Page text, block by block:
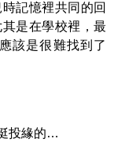
記憶裡共同的回
是在學校裡，最
該是很難找到了
投緣的…